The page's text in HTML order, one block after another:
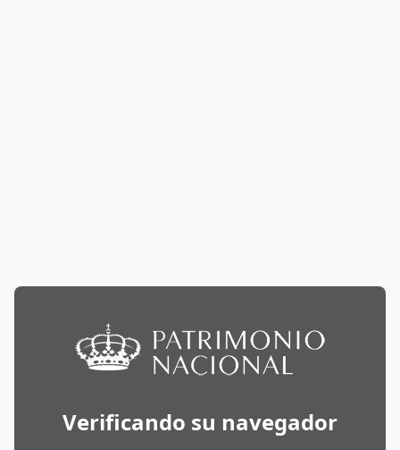
Verificando su navegador